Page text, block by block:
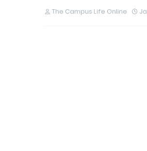
The Campus Life Online